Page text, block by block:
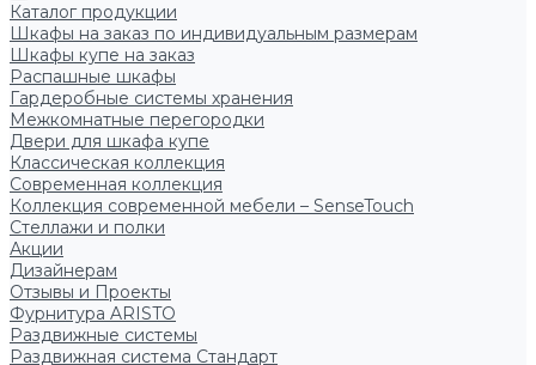
Каталог продукции
Шкафы на заказ по индивидуальным размерам
Шкафы купе на заказ
Распашные шкафы
Гардеробные системы хранения
Межкомнатные перегородки
Двери для шкафа купе
Классическая коллекция
Современная коллекция
Коллекция современной мебели – SenseTouch
Стеллажи и полки
Акции
Дизайнерам
Отзывы и Проекты
Фурнитура ARISTO
Раздвижные системы
Раздвижная система Стандарт